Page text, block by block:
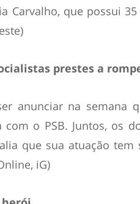
Carvalho, que possui
prestes a
anunciar na semana
o PSB. Juntos, os
que sua atuação
iG)